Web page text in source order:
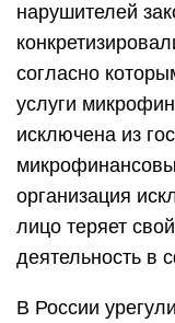
нарушителей
согласно
услуги
исключена из
организация
лицо теряет
деятельность в
В России